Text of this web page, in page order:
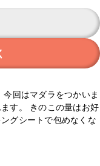
回はマダラをつかいま
す。 きのこの量はお好
グシートで包めなくな